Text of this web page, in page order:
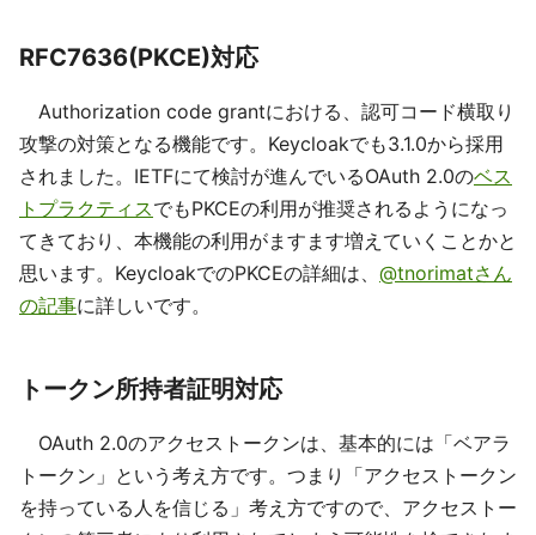
RFC7636(PKCE)対応
Authorization code grantにおける、認可コード横取り
攻撃の対策となる機能です。Keycloakでも3.1.0から採用
されました。IETFにて検討が進んでいるOAuth 2.0のベス
トプラクティスでもPKCEの利用が推奨されるようになっ
てきており、本機能の利用がますます増えていくことかと
思います。KeycloakでのPKCEの詳細は、 @tnorimatさん
の記事に詳しいです。
トークン所持者証明対応
OAuth 2.0のアクセストークンは、基本的には「ベアラ
トークン」という考え方です。つまり「アクセストークン
を持っている人を信じる」考え方ですので、アクセストー